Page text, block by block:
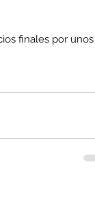
finales por unos